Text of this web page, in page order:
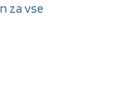
za vse